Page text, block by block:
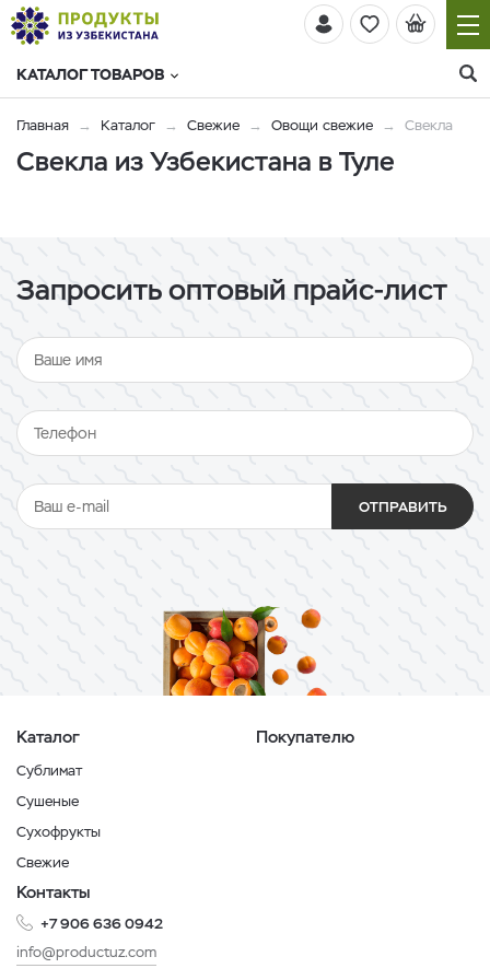
КАТАЛОГ ТОВАРОВ
Главная Каталог Свежие Овощи свежие Свекла
Свекла из Узбекистана в Туле
Запросить оптовый прайс-лист
ОТПРАВИТЬ
Каталог
Сублимат
Сушеные
Сухофрукты
Свежие
Покупателю
Контакты
+7 906 636 0942
info@productuz.com